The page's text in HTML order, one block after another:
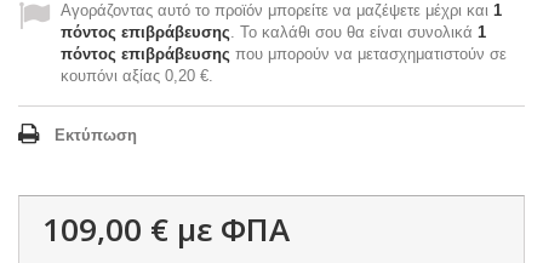
Αγοράζοντας αυτό το προϊόν μπορείτε να μαζέψετε μέχρι και 1
πόντος επιβράβευσης. Το καλάθι σου θα είναι συνολικά 1
πόντος επιβράβευσης που μπορούν να μετασχηματιστούν σε
κουπόνι αξίας 0,20 €.
Εκτύπωση
109,00 € με ΦΠΑ